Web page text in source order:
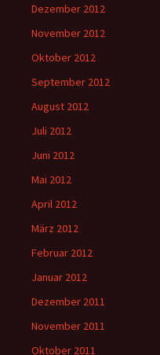
Dezember 2012
November 2012
Oktober 2012
September 2012
August 2012
Juli 2012
Juni 2012
Mai 2012
April 2012
März 2012
Februar 2012
Januar 2012
Dezember 2011
November 2011
Oktober 2011